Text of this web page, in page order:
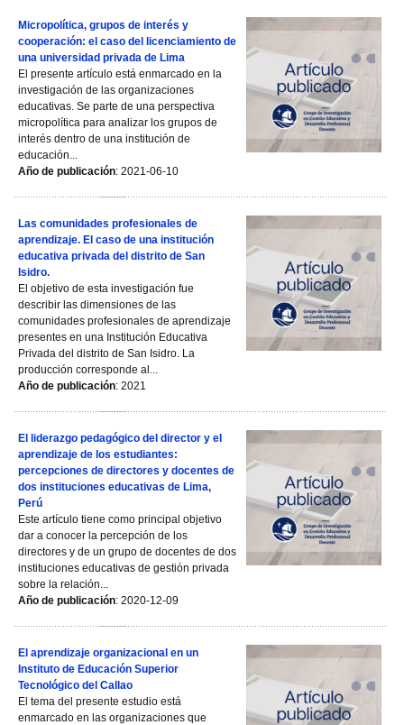
Micropolítica, grupos de interés y
cooperación: el caso del licenciamiento de
una universidad privada de Lima
El presente artículo está enmarcado en la
investigación de las organizaciones
educativas. Se parte de una perspectiva
micropolítica para analizar los grupos de
interés dentro de una institución de
educación...
Año de publicación: 2021-06-10
Las comunidades profesionales de
aprendizaje. El caso de una institución
educativa privada del distrito de San
Isidro.
El objetivo de esta investigación fue
describir las dimensiones de las
comunidades profesionales de aprendizaje
presentes en una Institución Educativa
Privada del distrito de San Isidro. La
producción corresponde al...
Año de publicación: 2021
El liderazgo pedagógico del director y el
aprendizaje de los estudiantes:
percepciones de directores y docentes de
dos instituciones educativas de Lima,
Perú
Este artículo tiene como principal objetivo
dar a conocer la percepción de los
directores y de un grupo de docentes de dos
instituciones educativas de gestión privada
sobre la relación...
Año de publicación: 2020-12-09
El aprendizaje organizacional en un
Instituto de Educación Superior
Tecnológico del Callao
El tema del presente estudio está
enmarcado en las organizaciones que